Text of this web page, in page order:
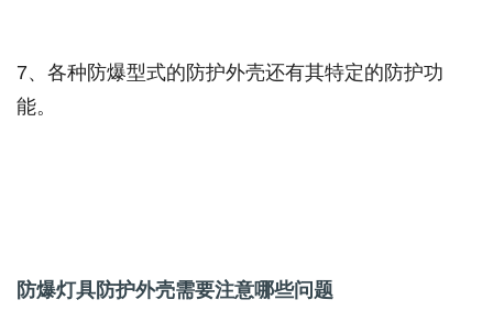
7、各种防爆型式的防护外壳还有其特定的防护功
能。
防爆灯具防护外壳需要注意哪些问题